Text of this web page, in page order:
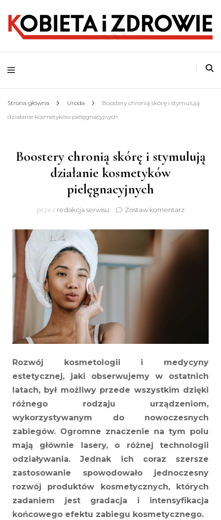
Kobieta i Zdrowie
o zdrowym stylu życia
Strona główna Uroda
Boostery chronią skórę i stymulują
działanie kosmetyków pielęgnacyjnych
Boostery chronią skórę i stymulują
działanie kosmetyków
pielęgnacyjnych
przez redakcja serwisu Zostaw komentarzdo
chronią
skórę
Rozwój kosmetologii i medycyny
estetycznej, jaki obserwujemy w ostatnich
latach, był możliwy przede wszystkim dzięki
różnego rodzaju urządzeniom,
wykorzystywanym do nowoczesnych
zabiegów. Ogromne znaczenie na tym polu
mają głównie lasery, o różnej technologii
odziaływania. Jednak ich coraz szersze
zastosowanie spowodowało jednoczesny
rozwój produktów kosmetycznych, których
zadaniem jest gradacja i intensyfikacja
końcowego efektu zabiegu kosmetycznego.